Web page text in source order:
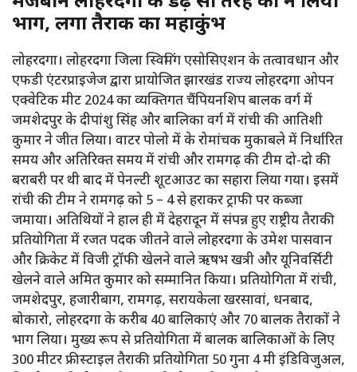
भाग, लगा तैराकी का महाकुंभ
लोहरदगा। लोहरदगा जिला स्विमिंग एसोसिएशन के तत्वावधान और
एफडी एंटरप्राइजेज द्वारा प्रायोजित झारखंड राज्य लोहरदगा ओपन
एक्वेटिक मीट 2024 का व्यक्तिगत चैंपियनशिप बालक वर्ग में
जमशेदपुर के दीपांशु सिंह और बालिका वर्ग में रांची की आतिशी
कुमार ने जीत लिया। वाटर पोलो में के रोमांचक मुकाबले में निर्धारित
समय और अतिरिक्त समय में रांची और रामगढ़ की टीम दो-दो की
बराबरी पर थी बाद में पेनल्टी शूटआउट का सहारा लिया गया। इसमें
रांची की टीम ने रामगढ़ को 5 – 4 से हराकर ट्राफी पर कब्जा
जमाया। अतिथियों ने हाल ही में देहरादून में संपन्न हुए राष्ट्रीय तैराकी
प्रतियोगिता में रजत पदक जीतने वाले लोहरदगा के उमेश पासवान
और क्रिकेट में विजी ट्रॉफी खेलने वाले ऋषभ खत्री और यूनिवर्सिटी
खेलने वाले अमित कुमार को सम्मानित किया। प्रतियोगिता में रांची,
जमशेदपुर, हजारीबाग, रामगढ़, सरायकेला खरसावां, धनबाद,
बोकारो, लोहरदगा के करीब 40 बालिकाएं और 70 बालक तैराकों ने
भाग लिया। मुख्य रूप से प्रतियोगिता में बालक बालिकाओं के लिए
300 मीटर फ्रीस्टाइल तैराकी प्रतियोगिता 50 गुना 4 मी इंडिविजुअल,